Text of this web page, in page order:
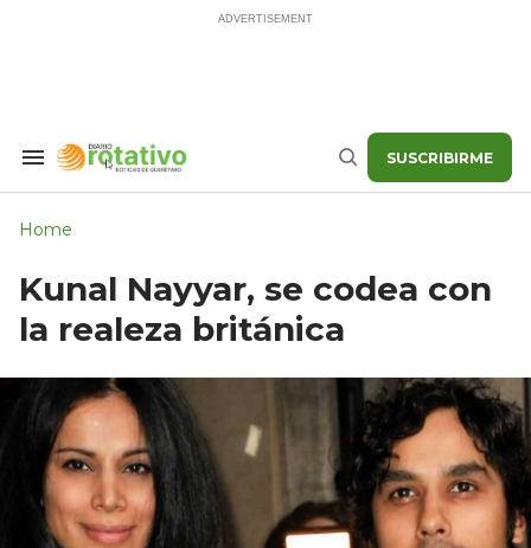
Search
Buscar SUSCRIBIRME
Home
Kunal Nayyar, se codea con
la realeza británica